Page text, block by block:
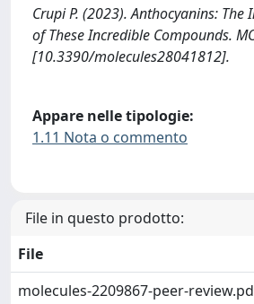
Crupi P. (2023). Anthocyanins: The
of These Incredible Compounds.
[10.3390/molecules28041812].
Appare nelle tipologie:
1.11 Nota o commento
File in questo prodotto:
File
molecules-2209867-peer-